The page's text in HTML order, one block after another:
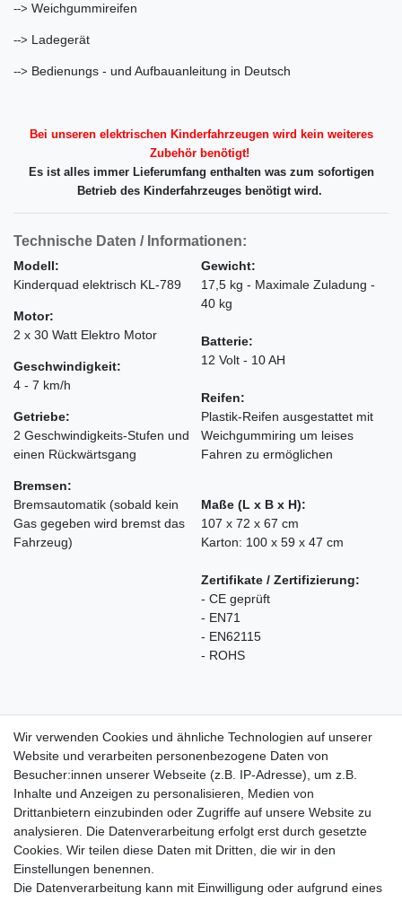
--> Weichgummireifen
--> Ladegerät
--> Bedienungs - und Aufbauanleitung in Deutsch
Bei unseren elektrischen Kinderfahrzeugen wird kein weiteres
Zubehör benötigt!
Es ist alles immer Lieferumfang enthalten was zum sofortigen
Betrieb des Kinderfahrzeuges benötigt wird.
Technische Daten / Informationen:
Modell:
Kinderquad elektrisch KL-789
Motor:
2 x 30 Watt Elektro Motor
Geschwindigkeit:
4 - 7 km/h
Getriebe:
2 Geschwindigkeits-Stufen und
einen Rückwärtsgang
Bremsen:
Bremsautomatik (sobald kein
Gas gegeben wird bremst das
Fahrzeug)
Gewicht:
17,5 kg - Maximale Zuladung -
40 kg
Batterie:
12 Volt - 10 AH
Reifen:
Plastik-Reifen ausgestattet mit
Weichgummiring um leises
Fahren zu ermöglichen
Maße (L x B x H):
107 x 72 x 67 cm
Karton: 100 x 59 x 47 cm
Zertifikate / Zertifizierung:
- CE geprüft
- EN71
- EN62115
- ROHS
Rechtliches
Widerrufsrecht
Datenschutzerklärung
Wir verwenden Cookies und ähnliche Technologien auf unserer
Website und verarbeiten personenbezogene Daten von
Besucher:innen unserer Webseite (z.B. IP-Adresse), um z.B.
Inhalte und Anzeigen zu personalisieren, Medien von
Drittanbietern einzubinden oder Zugriffe auf unsere Website zu
analysieren. Die Datenverarbeitung erfolgt erst durch gesetzte
Cookies. Wir teilen diese Daten mit Dritten, die wir in den
Einstellungen benennen.
Die Datenverarbeitung kann mit Einwilligung oder aufgrund eines